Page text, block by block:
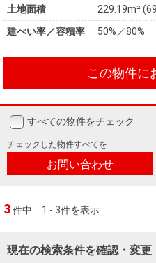
土地面積
229.19m²
建ぺい率／容積率
50%／80%
この物件に
すべての物件をチェック
チェックした物件すべてを
お問い合わせ
3件中 1 - 3件を表示
現在の検索条件を確認・変更